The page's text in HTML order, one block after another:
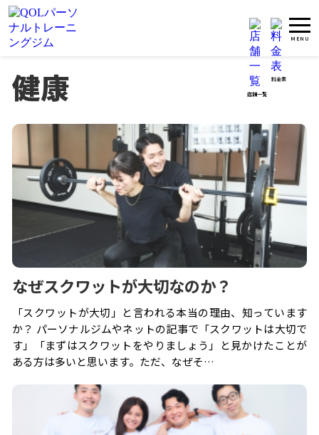
店舗一覧
料金表
健康
なぜスクワットが大切なのか？
「スクワットが大切」と言われる本当の理由、知っています
か？ パーソナルジムやネットの記事で「スクワットは大切で
す」「まずはスクワットをやりましょう」と見かけたことが
ある方は多いと思います。ただ、なぜそ…